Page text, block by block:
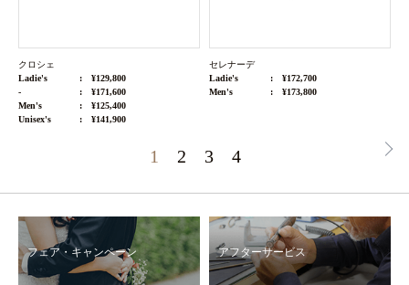
クロシェ
Ladie's
¥129,800
-
¥171,600
Men's
¥125,400
Unisex's
¥141,900
セレナーデ
Ladie's
¥172,700
Men's
¥173,800
1 2 3 4
フェア・キャンペーン アフターサービス